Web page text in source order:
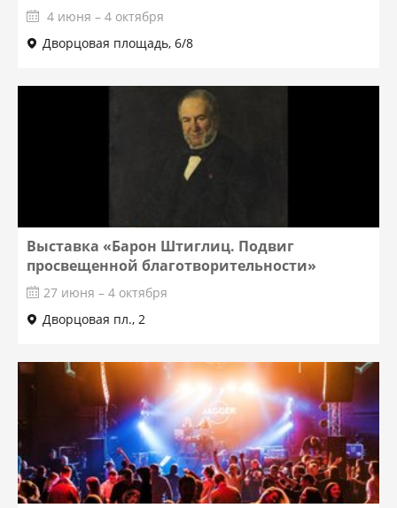
4 июня – 4 октября
Дворцовая площадь, 6/8
Выставка «Барон Штиглиц. Подвиг
просвещенной благотворительности»
27 июня – 4 октября
Дворцовая пл., 2